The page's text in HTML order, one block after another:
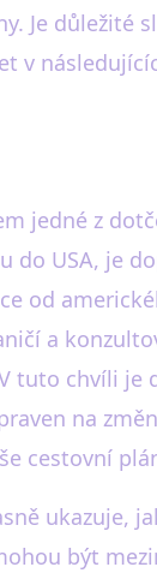
Je důležité
v
jedné z
do USA, je
od
a
tuto chvíli je
na
cestovní
ukazuje,
být